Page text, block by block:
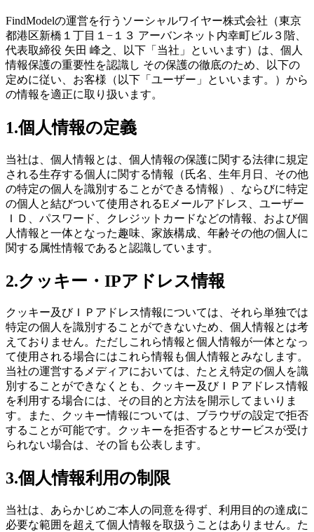
FindModelの運営を行うソーシャルワイヤー株式会社（東京
都港区新橋１丁目１−１３ アーバンネット内幸町ビル３階、
代表取締役 矢田 峰之、以下「当社」といいます）は、個人
情報保護の重要性を認識し その保護の徹底のため、以下の
定めに従い、お客様（以下「ユーザー」といいます。）から
の情報を適正に取り扱います。
1.個人情報の定義
当社は、個人情報とは、個人情報の保護に関する法律に規定
される生存する個人に関する情報（氏名、生年月日、その他
の特定の個人を識別することができる情報）、ならびに特定
の個人と結びついて使用されるEメールアドレス、ユーザー
ＩＤ、パスワード、クレジットカードなどの情報、および個
人情報と一体となった趣味、家族構成、年齢その他の個人に
関する属性情報であると認識しています。
2.クッキー・IPアドレス情報
クッキー及びＩＰアドレス情報については、それら単独では
特定の個人を識別することができないため、個人情報とは考
えておりません。ただしこれら情報と個人情報が一体となっ
て使用される場合にはこれら情報も個人情報とみなします。
当社の運営するメディアにおいては、たとえ特定の個人を識
別することができなくとも、クッキー及びＩＰアドレス情報
を利用する場合には、その目的と方法を開示してまいりま
す。また、クッキー情報については、ブラウザの設定で拒否
することが可能です。クッキーを拒否するとサービスが受け
られない場合は、その旨も公表します。
3.個人情報利用の制限
当社は、あらかじめご本人の同意を得ず、利用目的の達成に
必要な範囲を超えて個人情報を取扱うことはありません。た